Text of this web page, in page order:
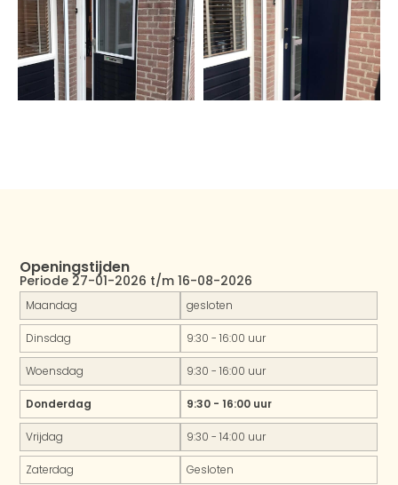
Openingstijden
Periode 27-01-2026 t/m 16-08-2026
Maandag gesloten
Dinsdag 9:30 - 16:00 uur
Woensdag 9:30 - 16:00 uur
Donderdag 9:30 - 16:00 uur
Vrijdag 9:30 - 14:00 uur
Zaterdag Gesloten